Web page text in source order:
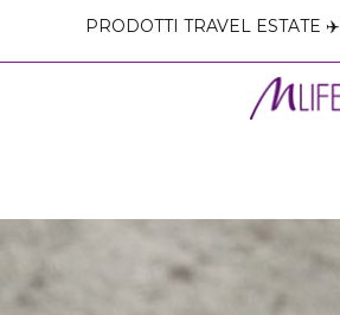
PRODOTTI TRAVEL ESTATE ✈️